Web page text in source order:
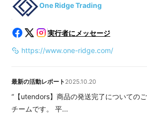
One Ridge Trading
実行者にメッセージ
https://www.one-ridge.com/
最新の活動レポート 2025.10.20
“【utendors】商品の発送完了についてのご案内” 皆さまこんにちは。 utendors プ
チームです。 平...